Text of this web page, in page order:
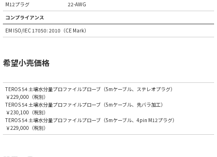
M12プラグ
22-AWG
コンプライアンス
EM ISO/IEC 17050: 2010（CE Mark）
希望小売価格
TEROS 54 土壌水分量プロファイルプローブ（5mケーブル、ステレオプラグ）
￥229,000（税別）
TEROS 54 土壌水分量プロファイルプローブ（5mケーブル、先バラ加工）
￥230,100（税別）
TEROS 54 土壌水分量プロファイルプローブ（5mケーブル、4pin M12プラグ）
￥229,000（税別）